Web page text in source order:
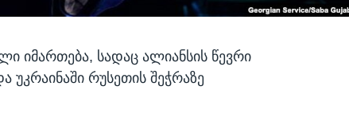
იმართება, სადაც ალიანსის წევრი
უკრაინაში რუსეთის შეჭრაზე